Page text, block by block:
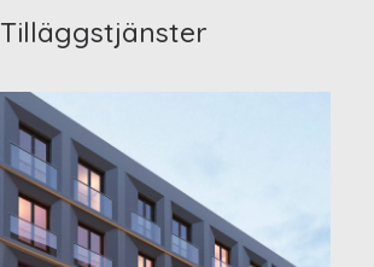
Tilläggstjänster